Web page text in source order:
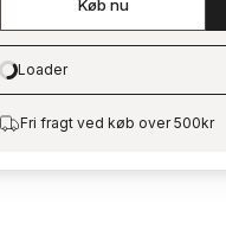
Køb nu
Loading…
Loader
Fri fragt ved køb over 500kr